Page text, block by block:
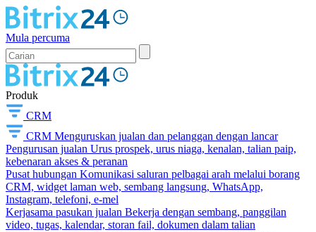
Mula percuma
Produk
CRM
CRM Menguruskan jualan dan pelanggan dengan lancar
Pengurusan jualan Urus prospek, urus niaga, kenalan, talian paip,
kebenaran akses & peranan
Pusat hubungan Komunikasi saluran pelbagai arah melalui borang
CRM, widget laman web, sembang langsung, WhatsApp,
Instagram, telefoni, e-mel
Kerjasama pasukan jualan Bekerja dengan sembang, panggilan
video, tugas, kalendar, storan fail, dokumen dalam talian